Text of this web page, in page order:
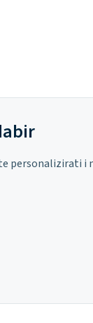
personalizirati